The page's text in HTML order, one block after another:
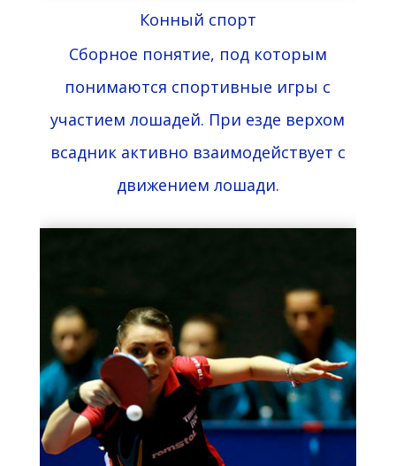
Конный спорт
Сборное понятие, под которым
понимаются спортивные игры с
участием лошадей. При езде верхом
всадник активно взаимодействует с
движением лошади.